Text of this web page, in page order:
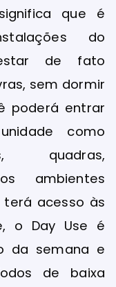
que é
do
de fato
sem dormir
poderá entrar
como
quadras,
ambientes
acesso às
o Day Use é
da semana e
de baixa